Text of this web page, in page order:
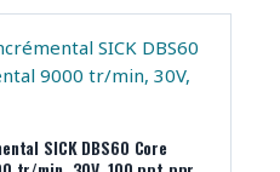
SICK DBS60 Core